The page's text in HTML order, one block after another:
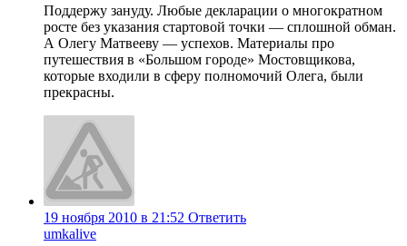
Поддержу зануду. Любые декларации о многократном
росте без указания стартовой точки — сплошной обман.
А Олегу Матвееву — успехов. Материалы про
путешествия в «Большом городе» Мостовщикова,
которые входили в сферу полномочий Олега, были
прекрасны.
19 ноября 2010 в 21:52 Ответить
umkalive